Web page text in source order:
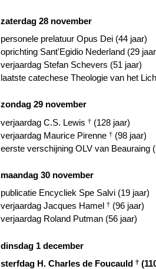
zaterdag 28 november
personele prelatuur Opus Dei (44 jaar)
oprichting Sant'Egidio Nederland (29
verjaardag Stefan Schevers (51 jaar)
laatste catechese Theologie van het
zondag 29 november
verjaardag C.S. Lewis † (128 jaar)
verjaardag Maurice Pirenne † (98 jaar)
eerste verschijning OLV van Beauraing
maandag 30 november
publicatie Encycliek Spe Salvi (19 jaar)
verjaardag Jacques Hamel † (96 jaar)
verjaardag Roland Putman (56 jaar)
dinsdag 1 december
sterfdag H. Charles de Foucauld †